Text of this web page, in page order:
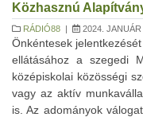
Közhasznú
RÁDIÓ88 | 2024.
Önkéntesek
ellátásához a szegedi
középiskolai közösségi
vagy az aktív
is. Az adományok